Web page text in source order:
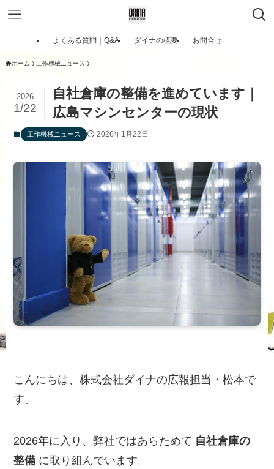
よくある質問｜Q&A ダイナの概要 お問合せ
ホーム 工作機械ニュース
自社倉庫の整備を進めています｜
広島マシンセンターの現状
2026
1/22
工作機械ニュース 2026年1月22日
こんにちは、株式会社ダイナの広報担当・松本で
す。
2026年に入り、弊社ではあらためて 自社倉庫の
整備 に取り組んでいます。